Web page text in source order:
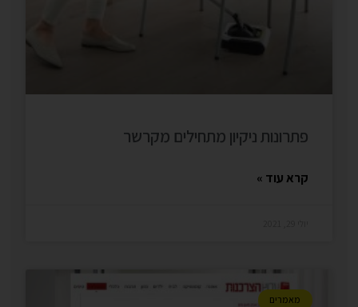
פתרונות ניקיון מתחילים מקרשר
קרא עוד »
מאמרים